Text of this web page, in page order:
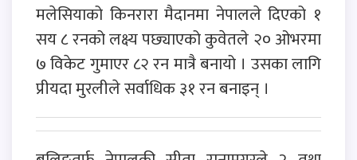
मलेसियाको किनरारा मैदानमा नेपालले दिएको १
सय ८ रनको लक्ष्य पछ्याएको कुवेतले २० ओभरमा
७ विकेट गुमाएर ८२ रन मात्रै बनायो । उसका लागि
प्रीयदा मुरलीले सर्वाधिक ३१ रन बनाइन् ।